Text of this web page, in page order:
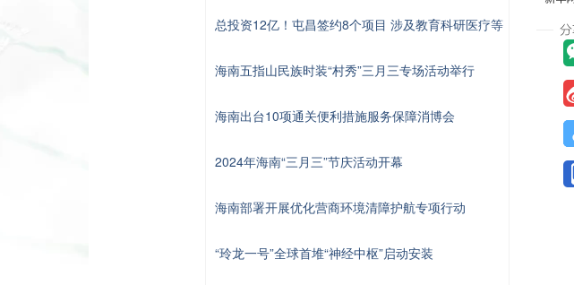
总投资12亿！屯昌签约8个项目 涉及教育科研医疗等
海南五指山民族时装“村秀”三月三专场活动举行
海南出台10项通关便利措施服务保障消博会
2024年海南“三月三”节庆活动开幕
海南部署开展优化营商环境清障护航专项行动
“玲龙一号”全球首堆“神经中枢”启动安装